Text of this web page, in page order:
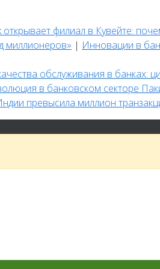
открывает филиал в Кувейте:
миллионеров» | Инновации в
обслуживания в банках:
в банковском секторе
превысила миллион